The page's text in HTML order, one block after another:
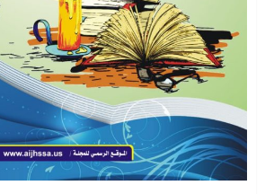
3
اصدار العدد
سبتمبر 1, 2022
المجلة الامريكية